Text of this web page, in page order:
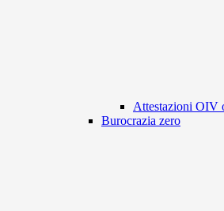
Attestazioni OIV
Burocrazia zero